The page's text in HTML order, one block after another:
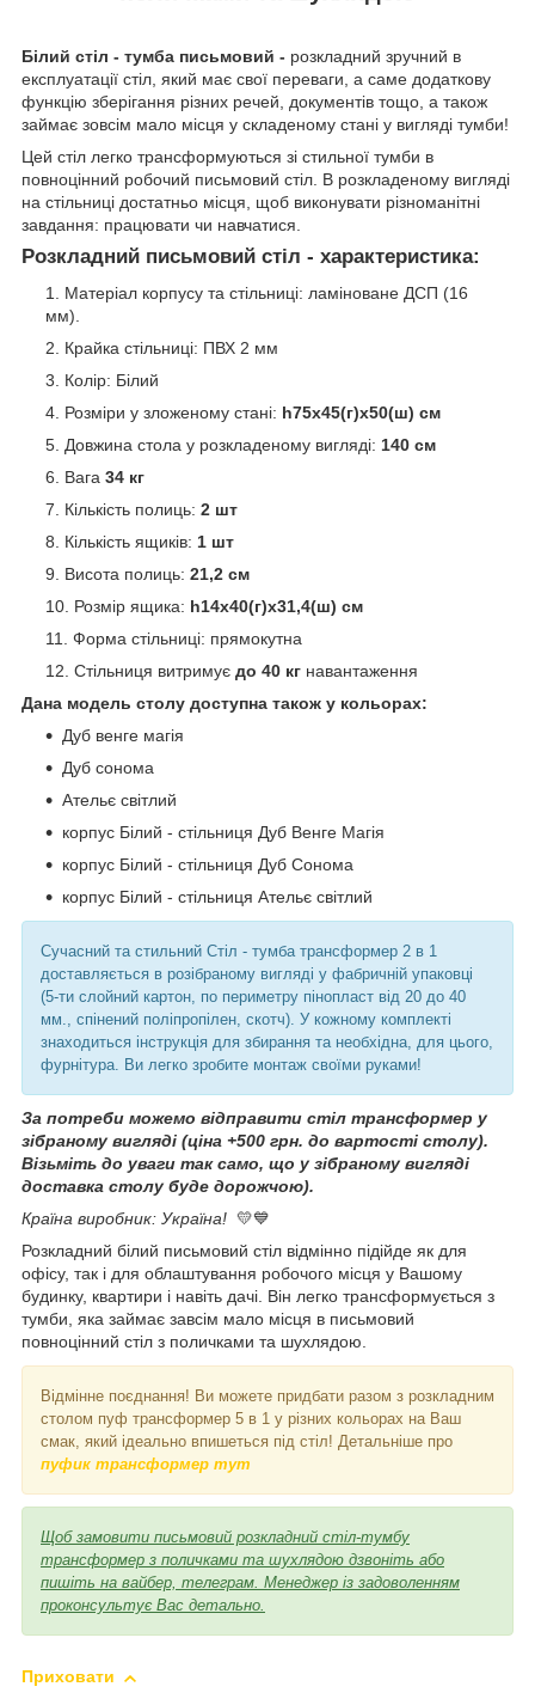
Білий стіл - тумба письмовий - розкладний зручний в
експлуатації стіл, який має свої переваги, а саме додаткову
функцію зберігання різних речей, документів тощо, а також
займає зовсім мало місця у складеному стані у вигляді тумби!
Цей стіл легко трансформуються зі стильної тумби в
повноцінний робочий письмовий стіл. В розкладеному вигляді
на стільниці достатньо місця, щоб виконувати різноманітні
завдання: працювати чи навчатися.
Розкладний письмовий стіл - характеристика:
Матеріал корпусу та стільниці: ламіноване ДСП (16
мм).
Крайка стільниці: ПВХ 2 мм
Колір: Білий
Розміри у зложеному стані: h75х45(г)х50(ш) см
Довжина стола у розкладеному вигляді: 140 см
Вага 34 кг
Кількість полиць: 2 шт
Кількість ящиків: 1 шт
Висота полиць: 21,2 см
Розмір ящика: h14х40(г)х31,4(ш) см
Форма стільниці: прямокутна
Стільниця витримує до 40 кг навантаження
Дана модель столу доступна також у кольорах:
Дуб венге магія
Дуб сонома
Ательє світлий
корпус Білий - стільниця Дуб Венге Магія
корпус Білий - стільниця Дуб Сонома
корпус Білий - стільниця Ательє світлий
Сучасний та стильний Стіл - тумба трансформер 2 в 1
доставляється в розібраному вигляді у фабричній упаковці
(5-ти слойний картон, по периметру пінопласт від 20 до 40
мм., спінений поліпропілен, скотч). У кожному комплекті
знаходиться інструкція для збирання та необхідна, для цього,
фурнітура. Ви легко зробите монтаж своїми руками!
За потреби можемо відправити стіл трансформер у
зібраному вигляді (ціна +500 грн. до вартості столу).
Візьміть до уваги так само, що у зібраному вигляді
доставка столу буде дорожчою).
Країна виробник: Україна! 💛💙
Розкладний білий письмовий стіл відмінно підійде як для
офісу, так і для облаштування робочого місця у Вашому
будинку, квартири і навіть дачі. Він легко трансформується з
тумби, яка займає завсім мало місця в письмовий
повноцінний стіл з поличками та шухлядою.
Відмінне поєднання! Ви можете придбати разом з розкладним
столом пуф трансформер 5 в 1 у різних кольорах на Ваш
смак, який ідеально впишеться під стіл! Детальніше про
пуфик трансформер тут
Щоб замовити письмовий розкладний стіл-тумбу
трансформер з поличками та шухлядою дзвоніть або
пишіть на вайбер, телеграм. Менеджер із задоволенням
проконсультує Вас детально.
Приховати